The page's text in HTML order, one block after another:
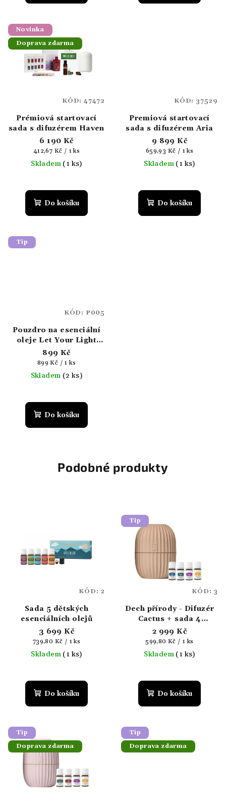
Novinka
Doprava zdarma
Prémiová startovací
sada s difuzérem Haven
6 190 Kč
Měrná
cena:
412,67 Kč / 1 ks
Skladem (1 ks)
Do košíku
KÓD: 47472
Premiová startovací
sada s difuzérem Aria
9 899 Kč
Měrná
cena:
659,93 Kč / 1 ks
Skladem (1 ks)
Do košíku
KÓD: 37529
Tip
Pouzdro na esenciální
oleje Let Your Light
Shine (18 lahviček)
899 Kč
Měrná
cena:
899 Kč / 1 ks
Skladem (2 ks)
Do košíku
KÓD: P005
Podobné produkty
Sada 5 dětských
esenciálních olejů
3 699 Kč
Měrná
cena:
739,80 Kč / 1 ks
Skladem (1 ks)
hodnocení
produktu
hvězdiček.
Do košíku
KÓD: 2
Tip
Dech přírody - Difuzér
Cactus + sada 4
esenciálních olejů
2 999 Kč
Měrná
cena:
599,80 Kč / 1 ks
Skladem (1 ks)
Do košíku
KÓD: 3
Tip
Doprava zdarma
Tip
Doprava zdarma